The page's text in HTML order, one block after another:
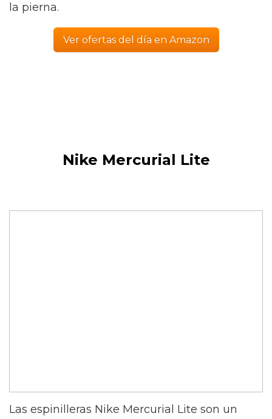
la pierna.
Ver ofertas del día en Amazon
Nike Mercurial Lite
Las espinilleras Nike Mercurial Lite son un